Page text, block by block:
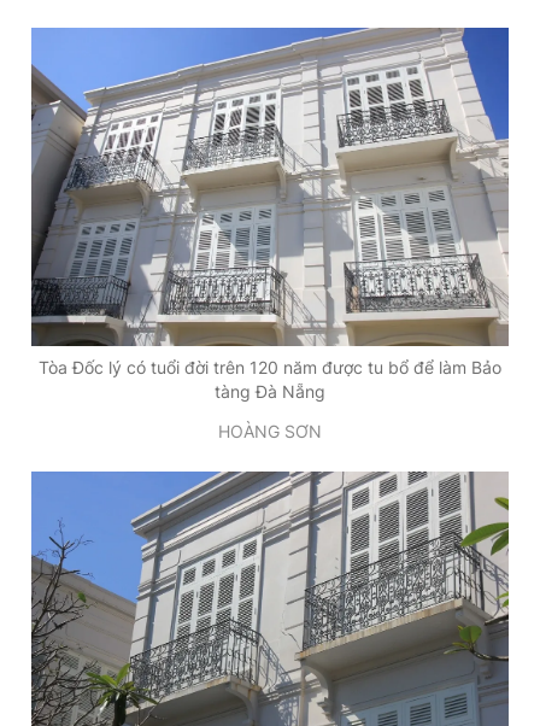
Tòa Đốc lý có tuổi đời trên 120 năm được tu bổ để làm Bảo
tàng Đà Nẵng
HOÀNG SƠN